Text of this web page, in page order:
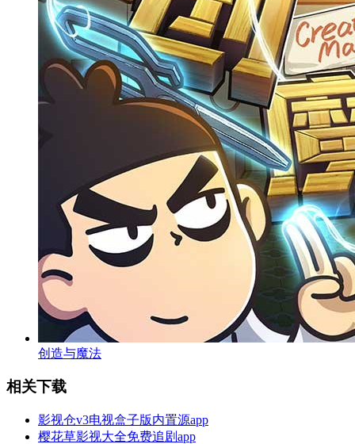
创造与魔法
相关下载
影视仓v3电视盒子版内置源app
樱花草影视大全免费追剧app